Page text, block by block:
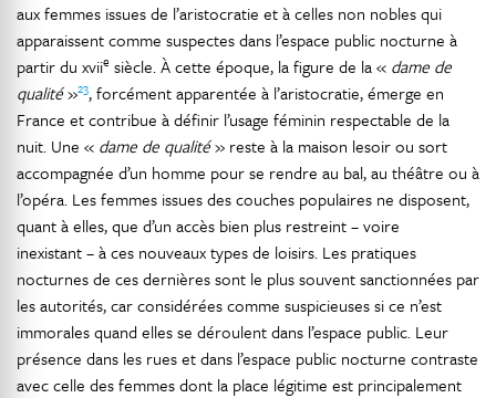
aux femmes issues de l’aristocratie et à celles non nobles qui
apparaissent comme suspectes dans l’espace public nocturne à
partir du xviie siècle. À cette époque, la figure de la « dame de
qualité»23, forcément apparentée à l’aristocratie, émerge en
France et contribue à définir l’usage féminin respectable de la
nuit. Une « dame de qualité» reste à la maison lesoir ou sort
accompagnée d’un homme pour se rendre au bal, au théâtre ou à
l’opéra. Les femmes issues des couches populaires ne disposent,
quant à elles, que d’un accès bien plus restreint – voire
inexistant – à ces nouveaux types de loisirs. Les pratiques
nocturnes de ces dernières sont le plus souvent sanctionnées par
les autorités, car considérées comme suspicieuses si ce n’est
immorales quand elles se déroulent dans l’espace public. Leur
présence dans les rues et dans l’espace public nocturne contraste
avec celle des femmes dont la place légitime est principalement